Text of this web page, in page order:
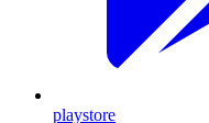
playstore